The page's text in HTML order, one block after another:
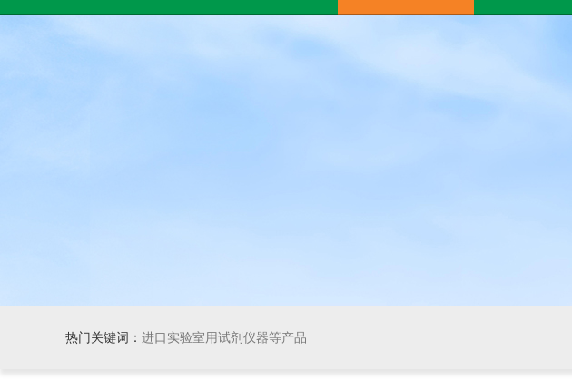
热门关键词： 进口实验室用试剂仪器等产品